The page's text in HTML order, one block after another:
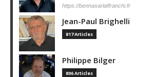
https://bennasarlaffranchi.fr
Jean-Paul Brighelli
817 Articles
Philippe Bilger
806 Articles